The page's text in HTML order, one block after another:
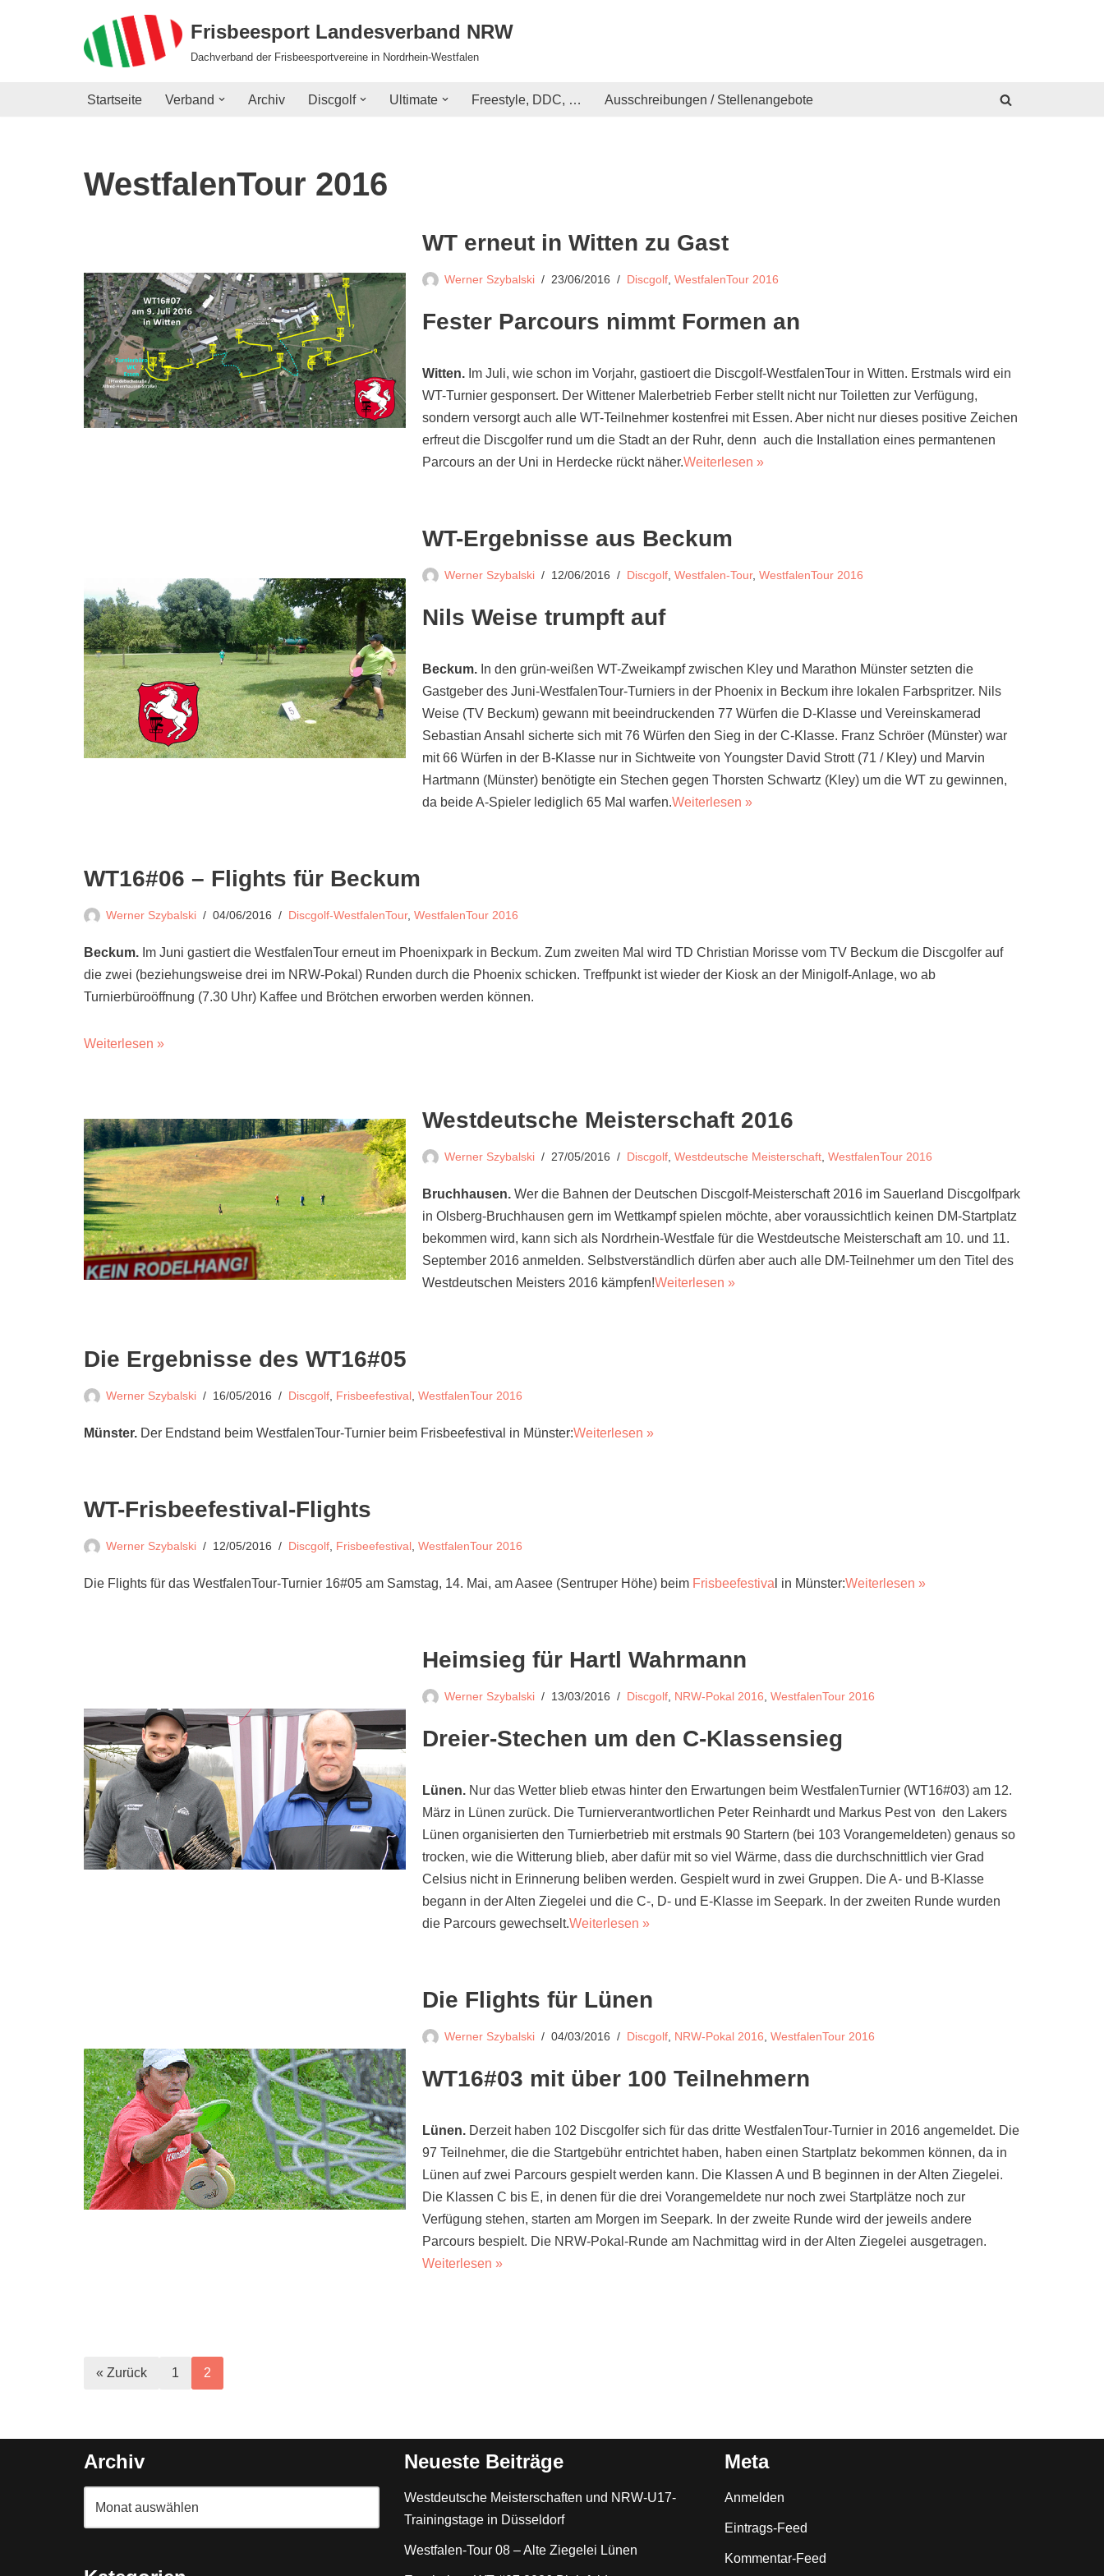
Frisbeesport Landesverband NRW
Dachverband der Frisbeesportvereine in Nordrhein-Westfalen
Startseite Verband Archiv Discgolf Ultimate Freestyle, DDC, … Ausschreibungen / Stellenangebote
WestfalenTour 2016
WT erneut in Witten zu Gast
Werner Szybalski 23/06/2016 Discgolf, WestfalenTour 2016
Fester Parcours nimmt Formen an
Witten. Im Juli, wie schon im Vorjahr, gastioert die Discgolf-WestfalenTour in Witten. Erstmals wird ein
WT-Turnier gesponsert. Der Wittener Malerbetrieb Ferber stellt nicht nur Toiletten zur Verfügung,
sondern versorgt auch alle WT-Teilnehmer kostenfrei mit Essen. Aber nicht nur dieses positive Zeichen
erfreut die Discgolfer rund um die Stadt an der Ruhr, denn auch die Installation eines permantenen
Parcours an der Uni in Herdecke rückt näher.Weiterlesen »
WT-Ergebnisse aus Beckum
Werner Szybalski 12/06/2016 Discgolf, Westfalen-Tour, WestfalenTour 2016
Nils Weise trumpft auf
Beckum. In den grün-weißen WT-Zweikampf zwischen Kley und Marathon Münster setzten die
Gastgeber des Juni-WestfalenTour-Turniers in der Phoenix in Beckum ihre lokalen Farbspritzer. Nils
Weise (TV Beckum) gewann mit beeindruckenden 77 Würfen die D-Klasse und Vereinskamerad
Sebastian Ansahl sicherte sich mit 76 Würfen den Sieg in der C-Klasse. Franz Schröer (Münster) war
mit 66 Würfen in der B-Klasse nur in Sichtweite von Youngster David Strott (71 / Kley) und Marvin
Hartmann (Münster) benötigte ein Stechen gegen Thorsten Schwartz (Kley) um die WT zu gewinnen,
da beide A-Spieler lediglich 65 Mal warfen.Weiterlesen »
WT16#06 – Flights für Beckum
Werner Szybalski 04/06/2016 Discgolf-WestfalenTour, WestfalenTour 2016
Beckum. Im Juni gastiert die WestfalenTour erneut im Phoenixpark in Beckum. Zum zweiten Mal wird TD Christian Morisse vom TV Beckum die Discgolfer auf
die zwei (beziehungsweise drei im NRW-Pokal) Runden durch die Phoenix schicken. Treffpunkt ist wieder der Kiosk an der Minigolf-Anlage, wo ab
Turnierbüroöffnung (7.30 Uhr) Kaffee und Brötchen erworben werden können.
Weiterlesen »
Westdeutsche Meisterschaft 2016
Werner Szybalski 27/05/2016 Discgolf, Westdeutsche Meisterschaft, WestfalenTour 2016
Bruchhausen. Wer die Bahnen der Deutschen Discgolf-Meisterschaft 2016 im Sauerland Discgolfpark
in Olsberg-Bruchhausen gern im Wettkampf spielen möchte, aber voraussichtlich keinen DM-Startplatz
bekommen wird, kann sich als Nordrhein-Westfale für die Westdeutsche Meisterschaft am 10. und 11.
September 2016 anmelden. Selbstverständlich dürfen aber auch alle DM-Teilnehmer um den Titel des
Westdeutschen Meisters 2016 kämpfen!Weiterlesen »
Die Ergebnisse des WT16#05
Werner Szybalski 16/05/2016 Discgolf, Frisbeefestival, WestfalenTour 2016
Münster. Der Endstand beim WestfalenTour-Turnier beim Frisbeefestival in Münster:Weiterlesen »
WT-Frisbeefestival-Flights
Werner Szybalski 12/05/2016 Discgolf, Frisbeefestival, WestfalenTour 2016
Die Flights für das WestfalenTour-Turnier 16#05 am Samstag, 14. Mai, am Aasee (Sentruper Höhe) beim Frisbeefestiva l in Münster:Weiterlesen »
Heimsieg für Hartl Wahrmann
Werner Szybalski 13/03/2016 Discgolf, NRW-Pokal 2016, WestfalenTour 2016
Dreier-Stechen um den C-Klassensieg
Lünen. Nur das Wetter blieb etwas hinter den Erwartungen beim WestfalenTurnier (WT16#03) am 12.
März in Lünen zurück. Die Turnierverantwortlichen Peter Reinhardt und Markus Pest von den Lakers
Lünen organisierten den Turnierbetrieb mit erstmals 90 Startern (bei 103 Vorangemeldeten) genaus so
trocken, wie die Witterung blieb, aber dafür mit so viel Wärme, dass die durchschnittlich vier Grad
Celsius nicht in Erinnerung beliben werden. Gespielt wurd in zwei Gruppen. Die A- und B-Klasse
begann in der Alten Ziegelei und die C-, D- und E-Klasse im Seepark. In der zweiten Runde wurden
die Parcours gewechselt.Weiterlesen »
Die Flights für Lünen
Werner Szybalski 04/03/2016 Discgolf, NRW-Pokal 2016, WestfalenTour 2016
WT16#03 mit über 100 Teilnehmern
Lünen. Derzeit haben 102 Discgolfer sich für das dritte WestfalenTour-Turnier in 2016 angemeldet. Die
97 Teilnehmer, die die Startgebühr entrichtet haben, haben einen Startplatz bekommen können, da in
Lünen auf zwei Parcours gespielt werden kann. Die Klassen A und B beginnen in der Alten Ziegelei.
Die Klassen C bis E, in denen für die drei Vorangemeldete nur noch zwei Startplätze noch zur
Verfügung stehen, starten am Morgen im Seepark. In der zweite Runde wird der jeweils andere
Parcours bespielt. Die NRW-Pokal-Runde am Nachmittag wird in der Alten Ziegelei ausgetragen.
Weiterlesen »
« Zurück 1 2
Archiv Neueste Beiträge
Westdeutsche Meisterschaften und NRW-U17-
Trainingstage in Düsseldorf
Westfalen-Tour 08 – Alte Ziegelei Lünen
Meta
Anmelden
Eintrags-Feed
Kommentar-Feed